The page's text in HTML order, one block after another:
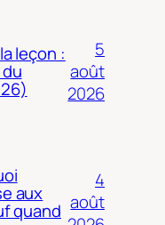
leçon :
5
août
2026
aux
quand
4
août